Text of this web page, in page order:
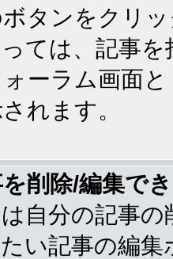
タンをクリ
ては、記事
ーラム画面
れます。
削除/編集で
自分の記事
い記事の編